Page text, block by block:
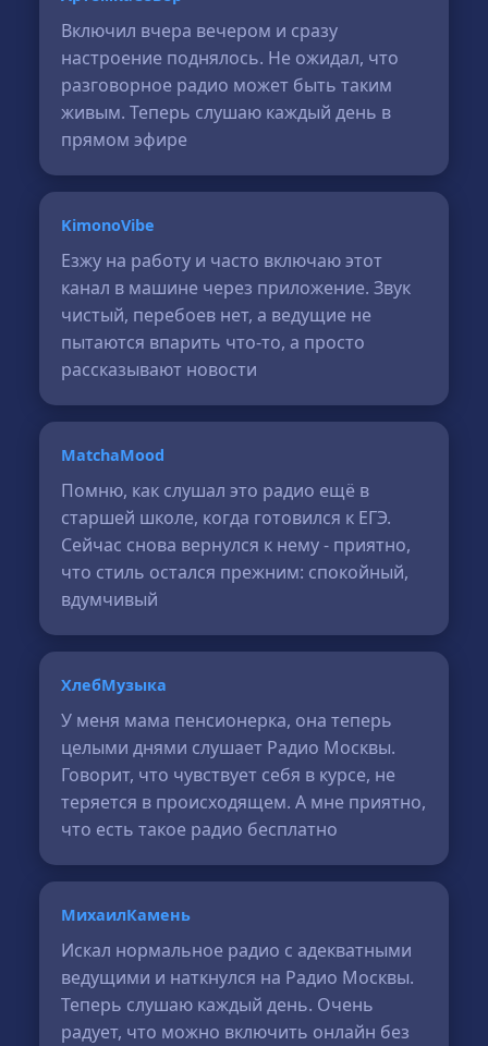
Включил вчера вечером и сразу
настроение поднялось. Не ожидал, что
разговорное радио может быть таким
живым. Теперь слушаю каждый день в
прямом эфире
KimonoVibe
Езжу на работу и часто включаю этот
канал в машине через приложение. Звук
чистый, перебоев нет, а ведущие не
пытаются впарить что-то, а просто
рассказывают новости
MatchaMood
Помню, как слушал это радио ещё в
старшей школе, когда готовился к ЕГЭ.
Сейчас снова вернулся к нему - приятно,
что стиль остался прежним: спокойный,
вдумчивый
ХлебМузыка
У меня мама пенсионерка, она теперь
целыми днями слушает Радио Москвы.
Говорит, что чувствует себя в курсе, не
теряется в происходящем. А мне приятно,
что есть такое радио бесплатно
МихаилКамень
Искал нормальное радио с адекватными
ведущими и наткнулся на Радио Москвы.
Теперь слушаю каждый день. Очень
радует, что можно включить онлайн без